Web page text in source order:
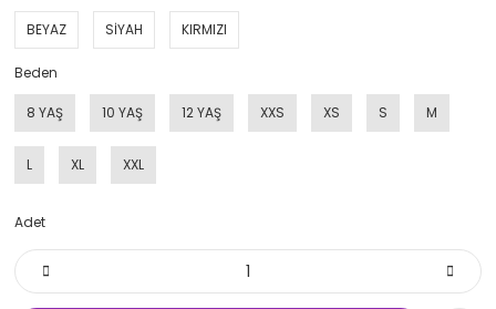
BEYAZ SİYAH KIRMIZI
Beden
8 YAŞ 10 YAŞ 12 YAŞ XXS XS S M
L XL XXL
Adet